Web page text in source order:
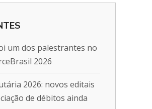
um dos palestrantes no
2026
2026: novos editais
de débitos ainda